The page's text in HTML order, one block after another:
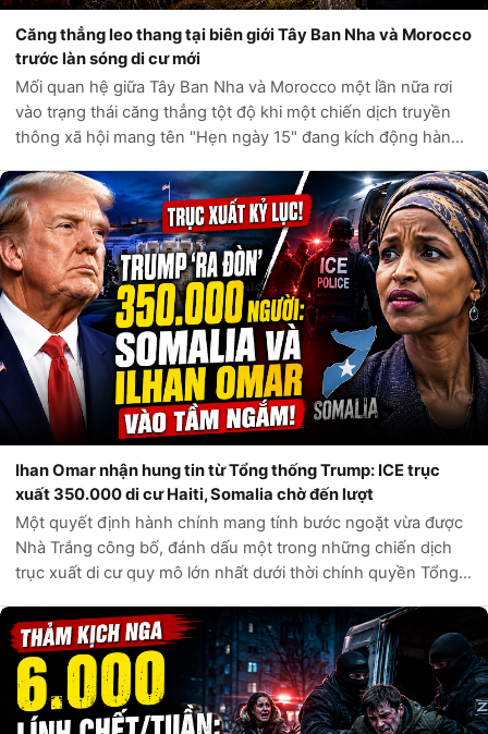
Căng thẳng leo thang tại biên giới Tây Ban Nha và Morocco
trước làn sóng di cư mới
Mối quan hệ giữa Tây Ban Nha và Morocco một lần nữa rơi
vào trạng thái căng thẳng tột độ khi một chiến dịch truyền
thông xã hội mang tên "Hẹn ngày 15" đang kích động hàng
thổ hải ngoại của Tây...
Ihan Omar nhận hung tin từ Tổng thống Trump: ICE trục
xuất 350.000 di cư Haiti, Somalia chờ đến lượt
Một quyết định hành chính mang tính bước ngoặt vừa được
Nhà Trắng công bố, đánh dấu một trong những chiến dịch
trục xuất di cư quy mô lớn nhất dưới thời chính quyền Tổng
An ninh Nội địa Hoa Kỳ,...